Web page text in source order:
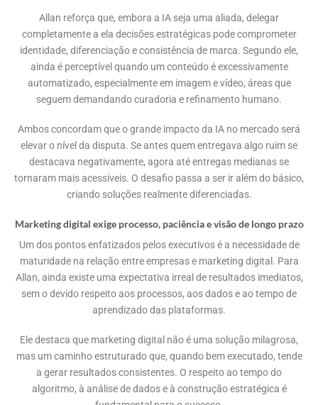
Allan reforça que, embora a IA seja uma aliada, delegar
completamente a ela decisões estratégicas pode comprometer
identidade, diferenciação e consistência de marca. Segundo ele,
ainda é perceptível quando um conteúdo é excessivamente
automatizado, especialmente em imagem e vídeo, áreas que
seguem demandando curadoria e refinamento humano.
Ambos concordam que o grande impacto da IA no mercado será
elevar o nível da disputa. Se antes quem entregava algo ruim se
destacava negativamente, agora até entregas medianas se
tornaram mais acessíveis. O desafio passa a ser ir além do básico,
criando soluções realmente diferenciadas.
Marketing digital exige processo, paciência e visão de longo prazo
Um dos pontos enfatizados pelos executivos é a necessidade de
maturidade na relação entre empresas e marketing digital. Para
Allan, ainda existe uma expectativa irreal de resultados imediatos,
sem o devido respeito aos processos, aos dados e ao tempo de
aprendizado das plataformas.
Ele destaca que marketing digital não é uma solução milagrosa,
mas um caminho estruturado que, quando bem executado, tende
a gerar resultados consistentes. O respeito ao tempo do
algoritmo, à análise de dados e à construção estratégica é